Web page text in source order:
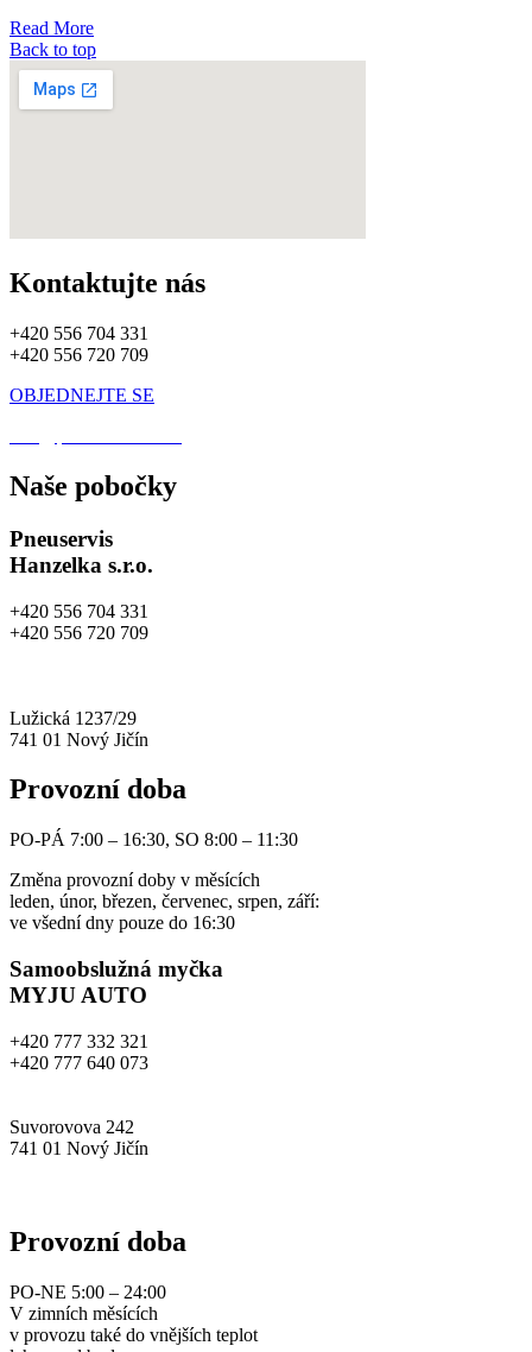
Read More
Back to top
Kontaktujte nás
+420 556 704 331
+420 556 720 709
OBJEDNEJTE SE
Naše pobočky
Pneuservis
Hanzelka s.r.o.
+420 556 704 331
+420 556 720 709
Lužická 1237/29
741 01 Nový Jičín
Provozní doba
PO-PÁ 7:00 – 16:30, SO 8:00 – 11:30
Změna provozní doby v měsících
leden, únor, březen, červenec, srpen, září:
ve všední dny pouze do 16:30
Samoobslužná myčka
MYJU AUTO
+420 777 332 321
+420 777 640 073
Suvorovova 242
741 01 Nový Jičín
Provozní doba
PO-NE 5:00 – 24:00
V zimních měsících
v provozu také do vnějších teplot